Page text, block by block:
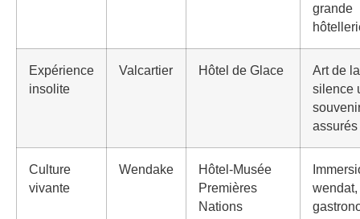
grande
Expérience
insolite
Valcartier Hôtel de Glace
Art de
silence
assurés
Culture
vivante
Wendake
Hôtel-Musée
Premières
Nations